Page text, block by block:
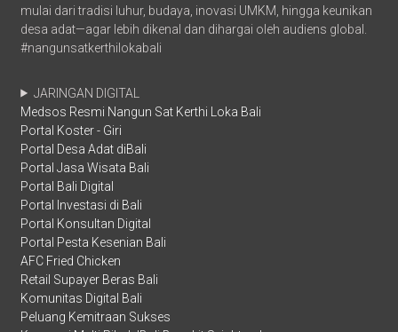
mulai dari tradisi luhur, budaya, inovasi UMKM, hingga keunikan
desa adat—agar lebih dikenal dan dihargai oleh audiens global.
#nangunsatkerthilokabali
JARINGAN DIGITAL
Medsos Resmi Nangun Sat Kerthi Loka Bali
Portal Koster - Giri
Portal Desa Adat diBali
Portal Jasa Wisata Bali
Portal Bali Digital
Portal Investasi di Bali
Portal Konsultan Digital
Portal Pesta Kesenian Bali
AFC Fried Chicken
Retail Supayer Beras Bali
Komunitas Digital Bali
Peluang Kemitraan Sukses